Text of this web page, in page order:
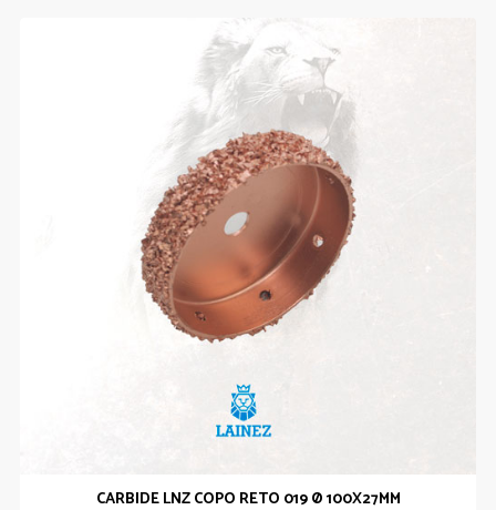
CARBIDE LNZ COPO RETO 019 Ø 100X27MM